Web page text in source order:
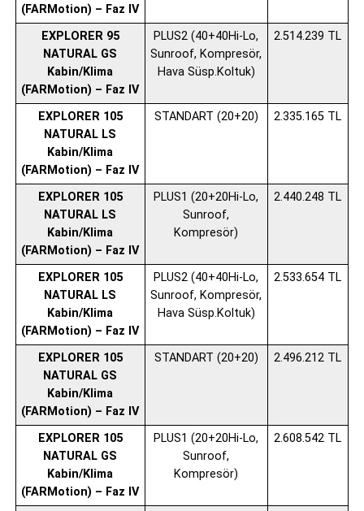
(FARMotion) – Faz IV
EXPLORER 95
NATURAL GS
Kabin/Klima
(FARMotion) – Faz IV
PLUS2 (40+40Hi-Lo,
Sunroof, Kompresör,
Hava Süsp.Koltuk)
2.514.239 TL
EXPLORER 105
NATURAL LS
Kabin/Klima
(FARMotion) – Faz IV
STANDART (20+20) 2.335.165 TL
EXPLORER 105
NATURAL LS
Kabin/Klima
(FARMotion) – Faz IV
PLUS1 (20+20Hi-Lo,
Sunroof,
Kompresör)
2.440.248 TL
EXPLORER 105
NATURAL LS
Kabin/Klima
(FARMotion) – Faz IV
PLUS2 (40+40Hi-Lo,
Sunroof, Kompresör,
Hava Süsp.Koltuk)
2.533.654 TL
EXPLORER 105
NATURAL GS
Kabin/Klima
(FARMotion) – Faz IV
STANDART (20+20) 2.496.212 TL
EXPLORER 105
NATURAL GS
Kabin/Klima
(FARMotion) – Faz IV
PLUS1 (20+20Hi-Lo,
Sunroof,
Kompresör)
2.608.542 TL